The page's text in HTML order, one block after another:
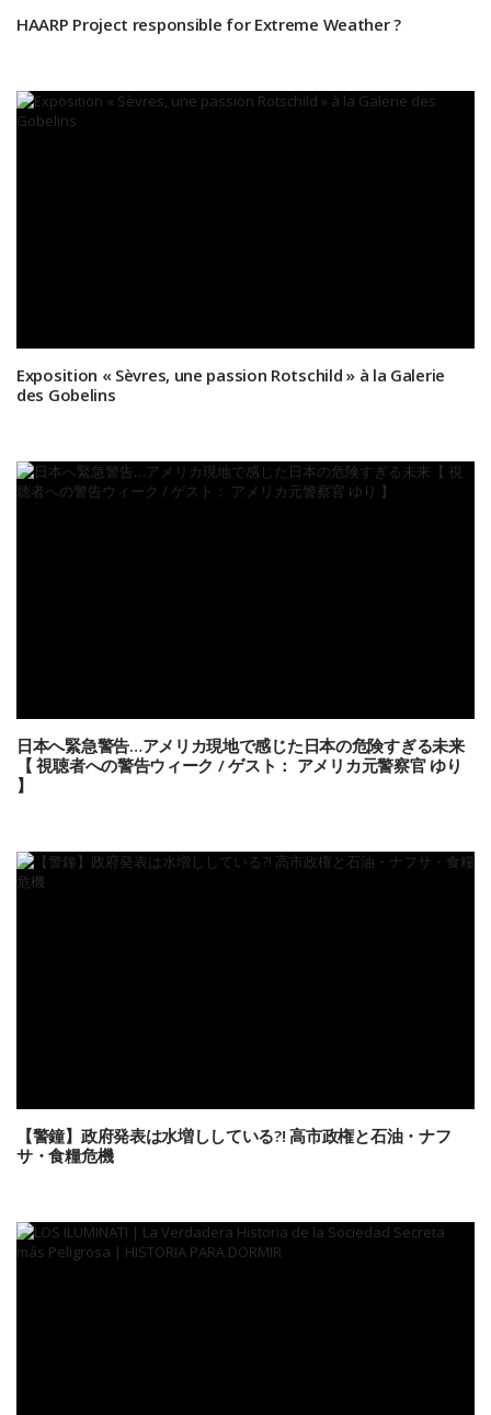
HAARP Project responsible for Extreme Weather ?
Exposition « Sèvres, une passion Rotschild » à la Galerie
des Gobelins
日本へ緊急警告…アメリカ現地で感じた日本の危険すぎる未来
【 視聴者への警告ウィーク / ゲスト： アメリカ元警察官 ゆり
】
【警鐘】政府発表は水増ししている?! 高市政権と石油・ナフ
サ・食糧危機